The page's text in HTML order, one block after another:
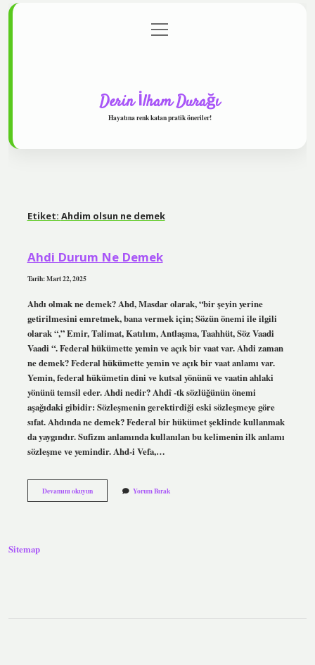
Gizlilik Politikası
menüyü
aç
Derin İlham Durağı
Hayatına renk katan pratik öneriler!
Etiket: Ahdim olsun ne demek
Ahdi Durum Ne Demek
Tarih: Mart 22, 2025
Ahdı olmak ne demek? Ahd, Masdar olarak, “bir şeyin yerine
getirilmesini emretmek, bana vermek için; Sözün önemi ile ilgili
olarak “,” Emir, Talimat, Katılım, Antlaşma, Taahhüt, Söz Vaadi
Vaadi “. Federal hükümette yemin ve açık bir vaat var. Ahdi zaman
ne demek? Federal hükümette yemin ve açık bir vaat anlamı var.
Yemin, federal hükümetin dini ve kutsal yönünü ve vaatin ahlaki
yönünü temsil eder. Ahdi nedir? Ahdî -tk sözlüğünün önemi
aşağıdaki gibidir: Sözleşmenin gerektirdiği eski sözleşmeye göre
sıfat. Ahdında ne demek? Federal bir hükümet şeklinde kullanmak
da yaygındır. Sufizm anlamında kullanılan bu kelimenin ilk anlamı
sözleşme ve yemindir. Ahd-i Vefa,…
Devamını okuyunAhdi
Durum
Yorum Bırak
Sitemap